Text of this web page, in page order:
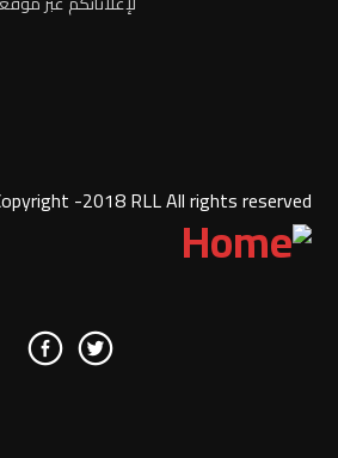
-2018 RLL All rights reserved